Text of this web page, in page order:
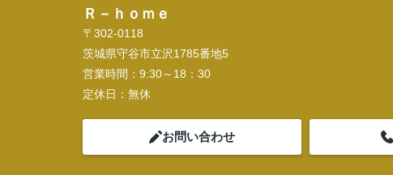
Ｒ－ｈｏｍｅ
〒302-0118
茨城県守谷市立沢1785番地5
営業時間： 9:30～18：30
定休日： 無休
お問い合わせ